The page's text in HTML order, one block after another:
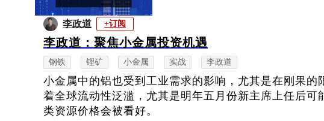
李政道 +订阅
李政道：聚焦小金属投资机遇
钢铁 锂矿 小金属 实战 李政道
小金属中的铝也受到工业需求的影响，尤其是在刚果的
着全球流动性泛滥，尤其是明年五月份新主席上任后可
类资源价格会被看好。